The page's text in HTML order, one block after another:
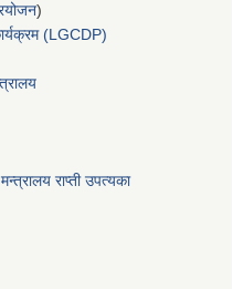
)
(LGCDP)
राप्ती उपत्यका